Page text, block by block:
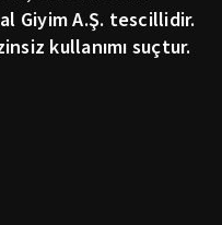
Giyim A.Ş. tescillidir.
kullanımı suçtur.